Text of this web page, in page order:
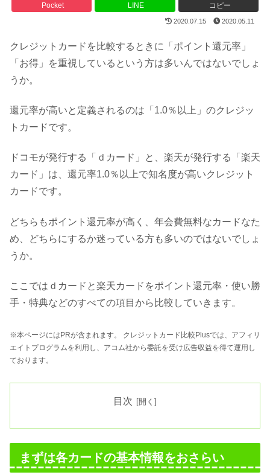
Pocket LINE コピー
2020.07.15 2020.05.11
クレジットカードを比較するときに「ポイント還元率」
「お得」を重視しているという方は多いんではないでしょ
うか。
還元率が高いと定義されるのは「1.0％以上」のクレジッ
トカードです。
ドコモが発行する「ｄカード」と、楽天が発行する「楽天
カード」は、還元率1.0％以上で知名度が高いクレジット
カードです。
どちらもポイント還元率が高く、年会費無料なカードなた
め、どちらにするか迷っている方も多いのではないでしょ
うか。
ここではｄカードと楽天カードをポイント還元率・使い勝
手・特典などのすべての項目から比較していきます。
※本ページにはPRが含まれます。 クレジットカード比較Plusでは、アフィリ
エイトプログラムを利用し、アコム社から委託を受け広告収益を得て運用し
ております。
目次
まずは各カードの基本情報をおさらい